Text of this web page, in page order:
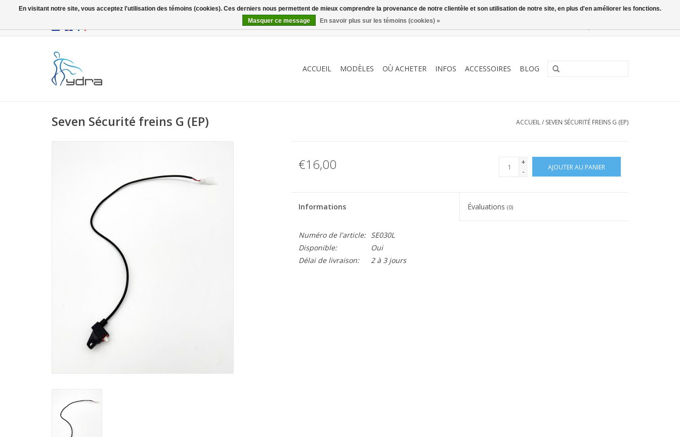
ACCUEIL MODÈLES OÙ ACHETER INFOS ACCESSOIRES BLOG
Seven Sécurité freins G (EP) ACCUEIL/ SEVEN SÉCURITÉ FREINS G (EP)
€16,00
+
-
AJOUTER AU PANIER
Informations Évaluations(0)
Numéro de l'article:
SE030L
Disponible:
Oui
Délai de livraison:
2 à 3 jours
En visitant notre site, vous acceptez l'utilisation des témoins (cookies). Ces derniers nous permettent de mieux comprendre la provenance de notre clientèle et son utilisation de notre site, en plus d'en améliorer les fonctions.
Masquer ce message
En savoir plus sur les témoins (cookies) »